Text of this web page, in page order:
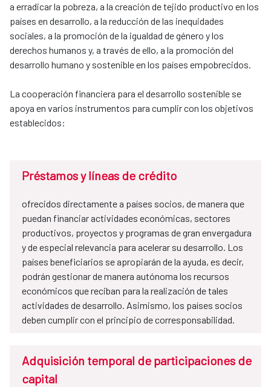
a erradicar la pobreza, a la creación de tejido productivo en los
países en desarrollo, a la reducción de las inequidades
sociales, a la promoción de la igualdad de género y los
derechos humanos y, a través de ello, a la promoción del
desarrollo humano y sostenible en los países empobrecidos.
La cooperación financiera para el desarrollo sostenible se
apoya en varios instrumentos para cumplir con los objetivos
establecidos:
Préstamos y líneas de crédito
ofrecidos directamente a países socios, de manera que
puedan financiar actividades económicas, sectores
productivos, proyectos y programas de gran envergadura
y de especial relevancia para acelerar su desarrollo. Los
países beneficiarios se apropiarán de la ayuda, es decir,
podrán gestionar de manera autónoma los recursos
económicos que reciban para la realización de tales
actividades de desarrollo. Asimismo, los países socios
deben cumplir con el principio de corresponsabilidad.
Adquisición temporal de participaciones de
capital